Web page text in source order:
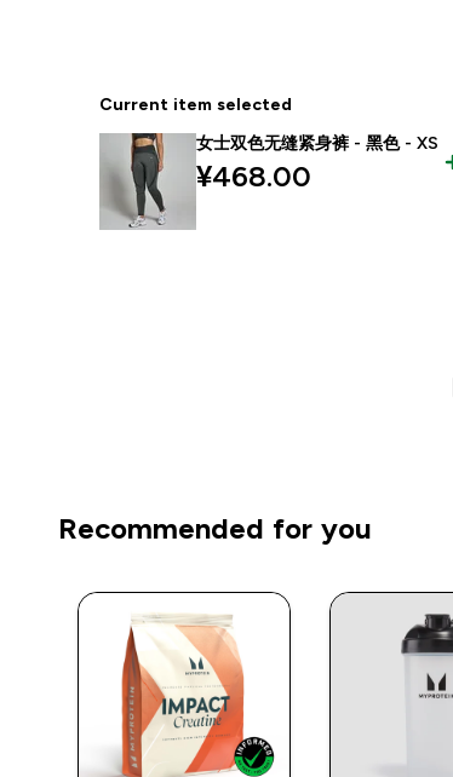
Current item selected
女士双色无缝紧身裤 - 黑色 - XS
¥468.00‎
Recommended for you